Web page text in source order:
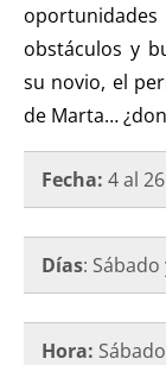
obstáculos y
su novio, el
de Marta…
Fecha: 4 al
Días:
Hora: